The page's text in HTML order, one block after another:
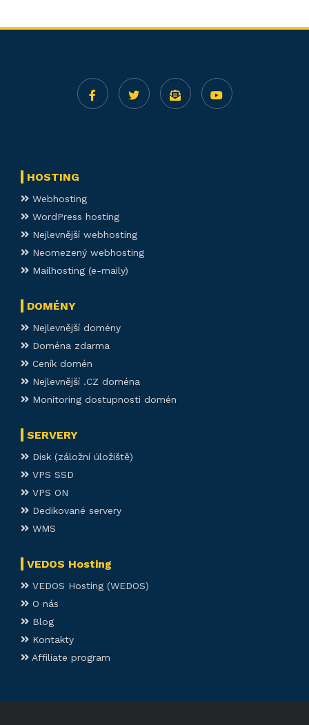
HOSTING
Webhosting
WordPress hosting
Nejlevnější webhosting
Neomezený webhosting
Mailhosting (e-maily)
DOMÉNY
Nejlevnější domény
Doména zdarma
Ceník domén
Nejlevnější .CZ doména
Monitoring dostupnosti domén
SERVERY
Disk (záložní úložiště)
VPS SSD
VPS ON
Dedikované servery
WMS
VEDOS Hosting
VEDOS Hosting (WEDOS)
O nás
Blog
Kontakty
Affiliate program